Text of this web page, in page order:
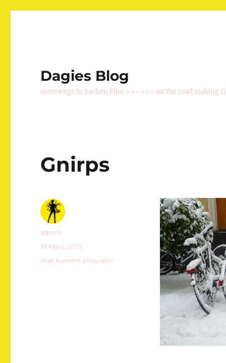
Dagies Blog
unterwegs in Sachen Film >>> <<< on the road making
Gnirps
Autor
admin
Veröffentlicht
am
19 März, 2013
Kategorien
Hier kommt alles rein!